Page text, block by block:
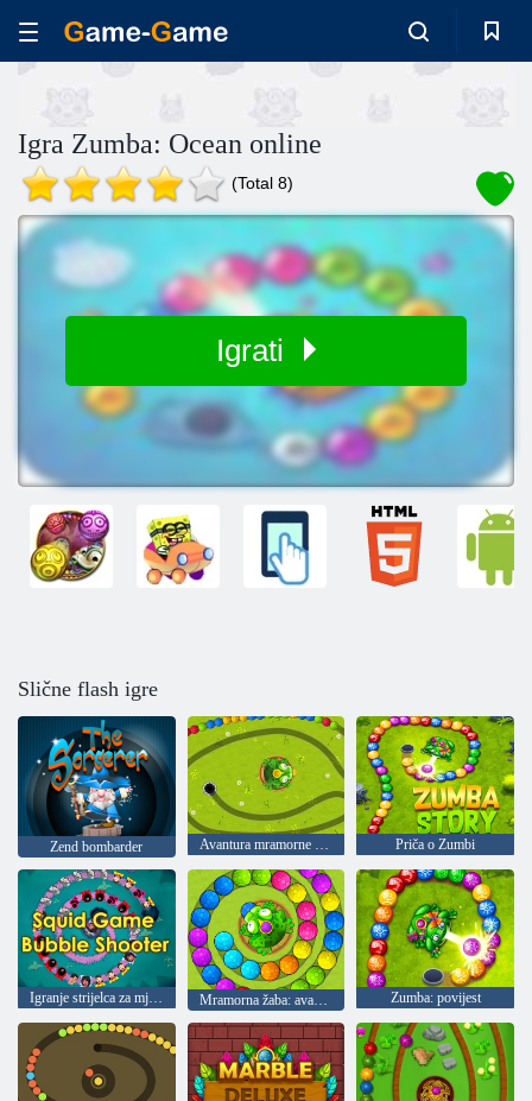
Igra Zumba: Ocean online
(Total 8)
Igrati
Slične flash igre
Zend bombarder Avantura mramorne žabe Priča o Zumbi
Igranje strijelca za mjehurić Mramorna žaba: avantura Zumba: povijest